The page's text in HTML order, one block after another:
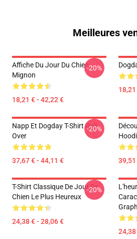
Meilleures
Affiche Du Jour Du Chien
Mignon
18,21 € - 42,22 €
-20%
Napp Et Dogday T-Shirt Pull-
Over
37,67 € - 44,11 €
-20%
T-Shirt Classique De Jour De
Chien Le Plus Heureux
24,38 € - 28,06 €
-20%